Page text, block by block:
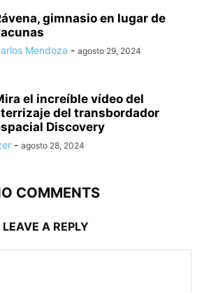
gimnasio en lugar de
Mendoza - agosto 29, 2024
el increíble vídeo del
del transbordador
Discovery
- agosto 28, 2024
COMMENTS
LEAVE A REPLY